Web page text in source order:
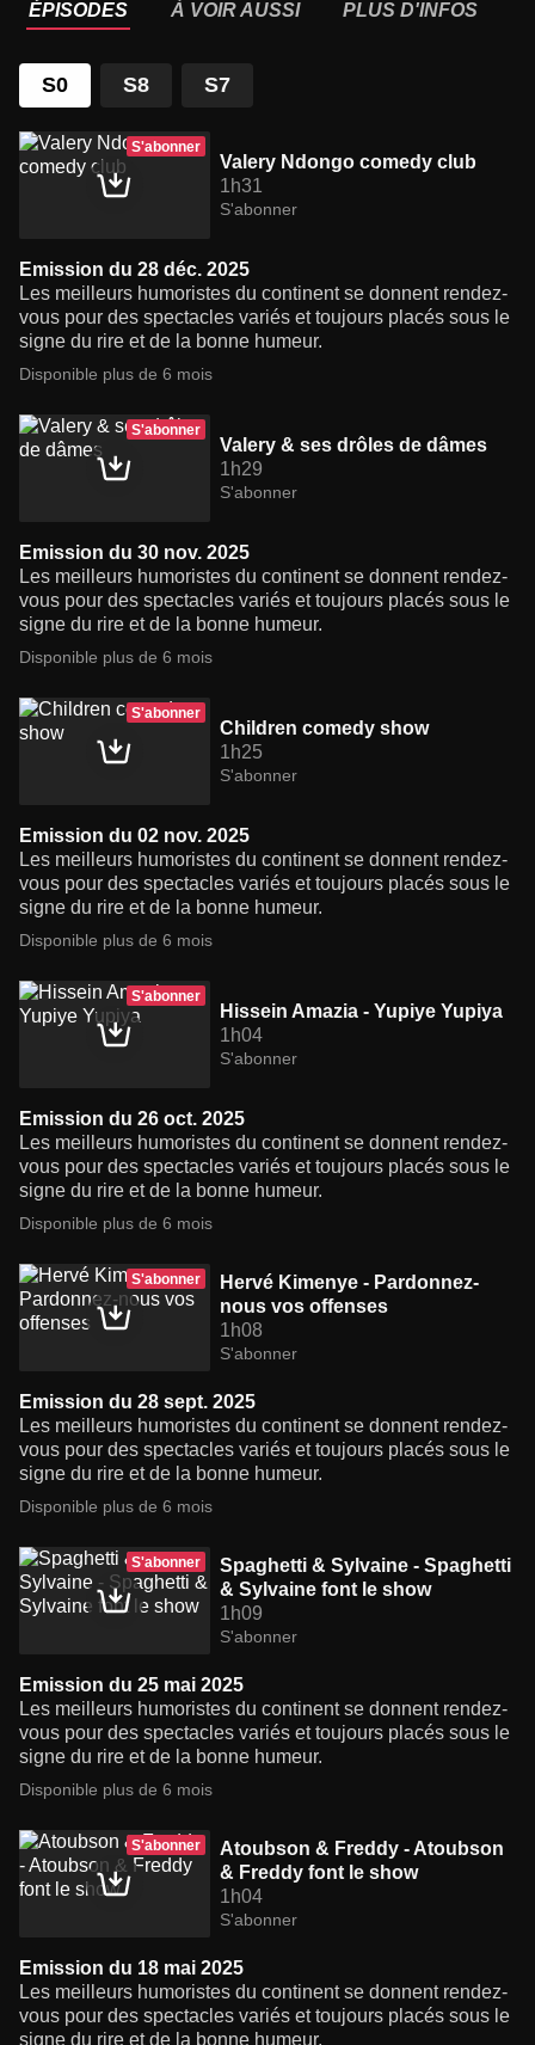
ÉPISODES À VOIR AUSSI PLUS D'INFOS
S0 S8 S7
S'abonner
Valery Ndongo comedy club
1h31
S'abonner
Emission du 28 déc. 2025
Les meilleurs humoristes du continent se donnent rendez-
vous pour des spectacles variés et toujours placés sous le
signe du rire et de la bonne humeur.
Disponible plus de 6 mois
S'abonner
Valery & ses drôles de dâmes
1h29
S'abonner
Emission du 30 nov. 2025
Les meilleurs humoristes du continent se donnent rendez-
vous pour des spectacles variés et toujours placés sous le
signe du rire et de la bonne humeur.
Disponible plus de 6 mois
S'abonner
Children comedy show
1h25
S'abonner
Emission du 02 nov. 2025
Les meilleurs humoristes du continent se donnent rendez-
vous pour des spectacles variés et toujours placés sous le
signe du rire et de la bonne humeur.
Disponible plus de 6 mois
S'abonner
Hissein Amazia - Yupiye Yupiya
1h04
S'abonner
Emission du 26 oct. 2025
Les meilleurs humoristes du continent se donnent rendez-
vous pour des spectacles variés et toujours placés sous le
signe du rire et de la bonne humeur.
Disponible plus de 6 mois
S'abonner
Hervé Kimenye - Pardonnez-
nous vos offenses
1h08
S'abonner
Emission du 28 sept. 2025
Les meilleurs humoristes du continent se donnent rendez-
vous pour des spectacles variés et toujours placés sous le
signe du rire et de la bonne humeur.
Disponible plus de 6 mois
S'abonner
Spaghetti & Sylvaine - Spaghetti
& Sylvaine font le show
1h09
S'abonner
Emission du 25 mai 2025
Les meilleurs humoristes du continent se donnent rendez-
vous pour des spectacles variés et toujours placés sous le
signe du rire et de la bonne humeur.
Disponible plus de 6 mois
S'abonner
Atoubson & Freddy - Atoubson
& Freddy font le show
1h04
S'abonner
Emission du 18 mai 2025
Les meilleurs humoristes du continent se donnent rendez-
vous pour des spectacles variés et toujours placés sous le
signe du rire et de la bonne humeur.